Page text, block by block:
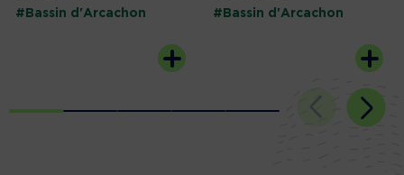
#Bassin d'Arcachon #Bassin d'Arcachon